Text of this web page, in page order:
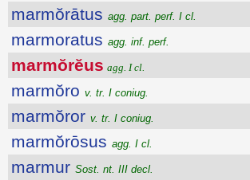
marmŏrātus agg. part. perf. I cl.
marmoratus agg. inf. perf.
marmŏrĕus agg. I cl.
marmŏro v. tr. I coniug.
marmŏror v. tr. I coniug.
marmŏrōsus agg. I cl.
marmur Sost. nt. III decl.